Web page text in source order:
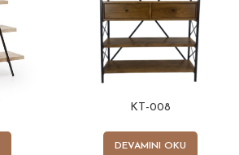
KT-008
DEVAMINI OKU